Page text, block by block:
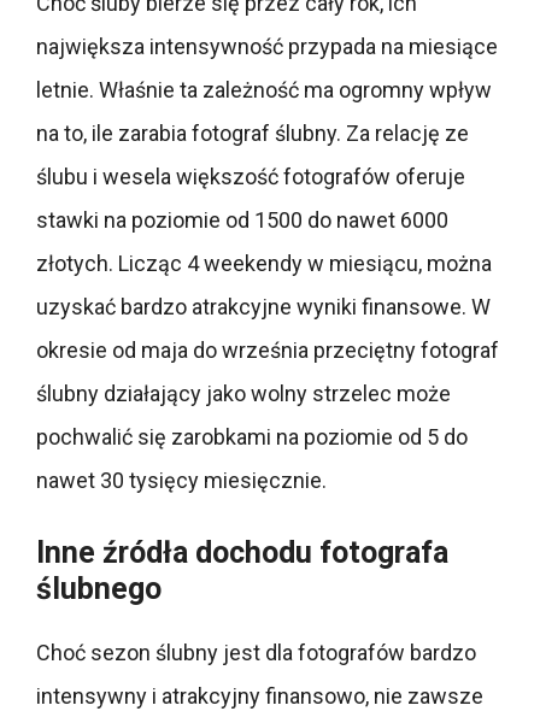
największa intensywność przypada na miesiące
letnie. Właśnie ta zależność ma ogromny wpływ
na to, ile zarabia fotograf ślubny. Za relację ze
ślubu i wesela większość fotografów oferuje
stawki na poziomie od 1500 do nawet 6000
złotych. Licząc 4 weekendy w miesiącu, można
uzyskać bardzo atrakcyjne wyniki finansowe. W
okresie od maja do września przeciętny fotograf
ślubny działający jako wolny strzelec może
pochwalić się zarobkami na poziomie od 5 do
nawet 30 tysięcy miesięcznie.
Inne źródła dochodu fotografa
ślubnego
Choć sezon ślubny jest dla fotografów bardzo
intensywny i atrakcyjny finansowo, nie zawsze